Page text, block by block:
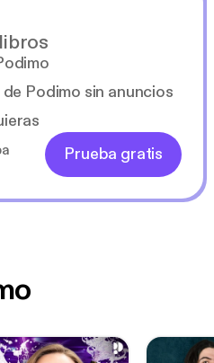
Podimo sin anuncios
Prueba gratis